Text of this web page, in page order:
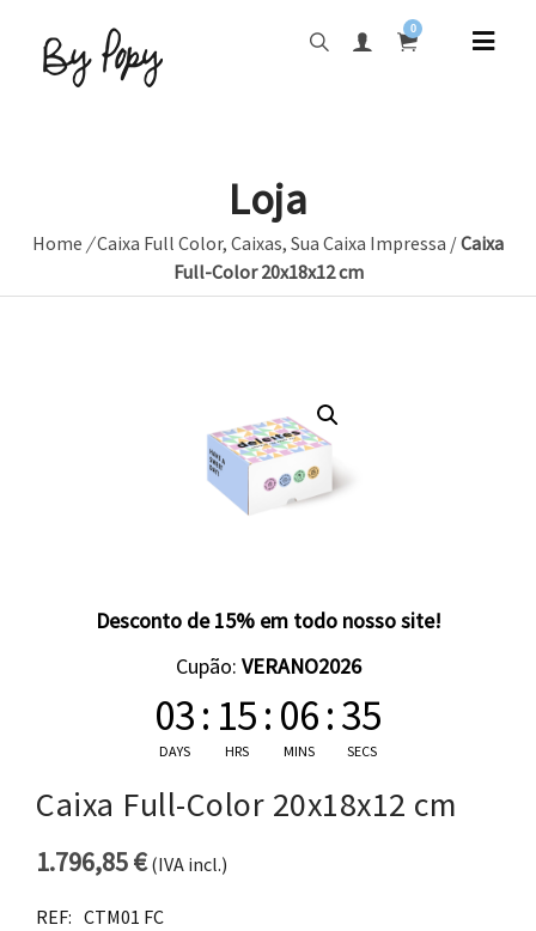
0
Loja
Home /Caixa Full Color, Caixas, Sua Caixa Impressa /Caixa
Full-Color 20x18x12 cm
Desconto de 15% em todo nosso site!
Cupão: VERANO2026
03
DAYS
: 15
HRS
: 06
MINS
:35
SECS
Caixa Full-Color 20x18x12 cm
1.796,85€(IVA incl.)
REF: CTM01 FC